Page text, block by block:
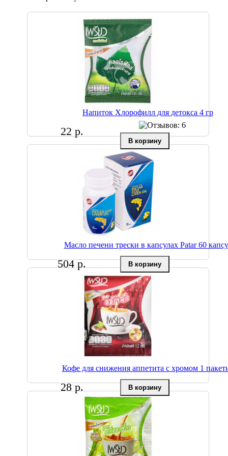
Напиток Хлорофилл для детокса 4 гр
22 р.
Масло печени трески в капсулах Patar 60
504 р.
Кофе для снижения аппетита с хромом 1
28 р.